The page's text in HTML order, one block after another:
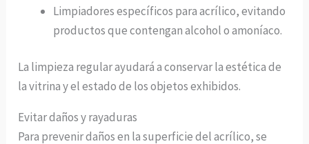
Limpiadores específicos para acrílico, evitando
productos que contengan alcohol o amoníaco.
La limpieza regular ayudará a conservar la estética de
la vitrina y el estado de los objetos exhibidos.
Evitar daños y rayaduras
Para prevenir daños en la superficie del acrílico, se